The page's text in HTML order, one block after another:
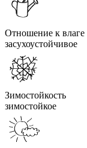
Отношение к влаге
засухоустойчивое
Зимостойкость
зимостойкое